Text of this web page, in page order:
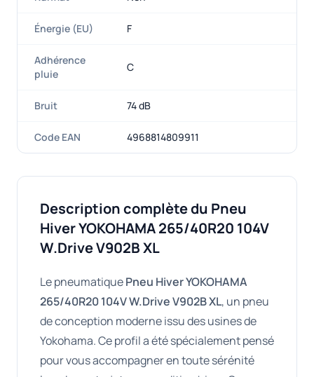
Énergie (EU) F
Adhérence
pluie
C
Bruit 74 dB
Code EAN 4968814809911
Description complète du Pneu
Hiver YOKOHAMA 265/40R20 104V
W.Drive V902B XL
Le pneumatiquePneu Hiver YOKOHAMA
265/40R20 104V W.Drive V902B XL, un pneu
de conception moderne issu des usines de
Yokohama. Ce profil a été spécialement pensé
pour vous accompagner en toute sérénité